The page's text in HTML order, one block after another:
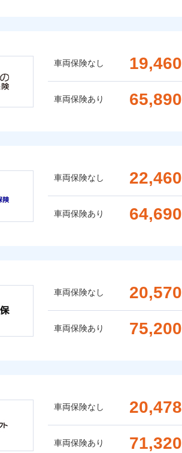
車両保険なし 19,460
車両保険あり 65,890
車両保険なし 22,460
車両保険あり 64,690
車両保険なし 20,570
車両保険あり 75,200
車両保険なし 20,478
車両保険あり 71,320